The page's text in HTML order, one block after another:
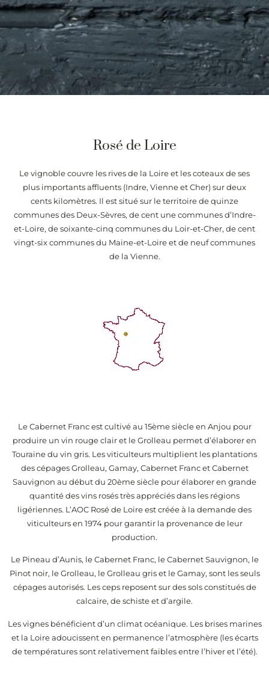
Rosé de Loire
Le vignoble couvre les rives de la Loire et les coteaux de ses
plus importants affluents (Indre, Vienne et Cher) sur deux
cents kilomètres. Il est situé sur le territoire de quinze
communes des Deux-Sèvres, de cent une communes d’Indre-
et-Loire, de soixante-cinq communes du Loir-et-Cher, de cent
vingt-six communes du Maine-et-Loire et de neuf communes
de la Vienne.
Le Cabernet Franc est cultivé au 15ème siècle en Anjou pour
produire un vin rouge clair et le Grolleau permet d’élaborer en
Touraine du vin gris. Les viticulteurs multiplient les plantations
des cépages Grolleau, Gamay, Cabernet Franc et Cabernet
Sauvignon au début du 20ème siècle pour élaborer en grande
quantité des vins rosés très appréciés dans les régions
ligériennes. L’AOC Rosé de Loire est créée à la demande des
viticulteurs en 1974 pour garantir la provenance de leur
production.
Le Pineau d’Aunis, le Cabernet Franc, le Cabernet Sauvignon, le
Pinot noir, le Grolleau, le Grolleau gris et le Gamay, sont les seuls
cépages autorisés. Les ceps reposent sur des sols constitués de
calcaire, de schiste et d’argile.
Les vignes bénéficient d’un climat océanique. Les brises marines
et la Loire adoucissent en permanence l’atmosphère (les écarts
de températures sont relativement faibles entre l’hiver et l’été).